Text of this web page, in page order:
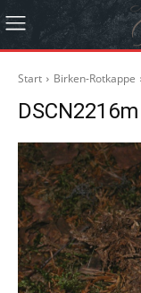
Start Birken-Rotkappe
DSCN2216m